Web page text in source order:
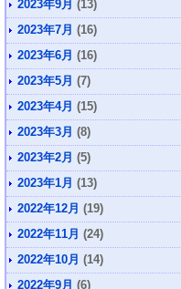
2023年9月 (13)
2023年7月 (16)
2023年6月 (16)
2023年5月 (7)
2023年4月 (15)
2023年3月 (8)
2023年2月 (5)
2023年1月 (13)
2022年12月 (19)
2022年11月 (24)
2022年10月 (14)
2022年9月 (6)